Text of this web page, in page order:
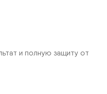
и полную защиту от